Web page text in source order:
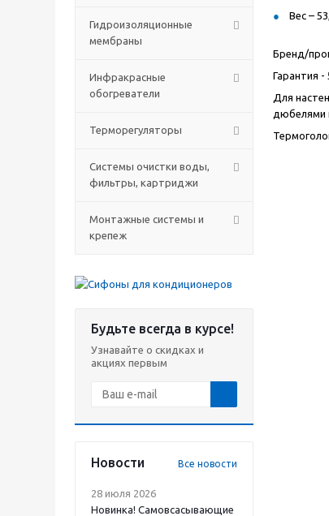
Гидроизоляционные
мембраны
Инфракрасные
обогреватели
Терморегуляторы
Системы очистки воды,
фильтры, картриджи
Монтажные системы и
крепеж
Будьте всегда в курсе!
Узнавайте о скидках и
акциях первым
Новости Все новости
28 июля 2026
Новинка! Самовсасывающие
Вес –
Бренд/
Гарантия -
Для
дюбелями